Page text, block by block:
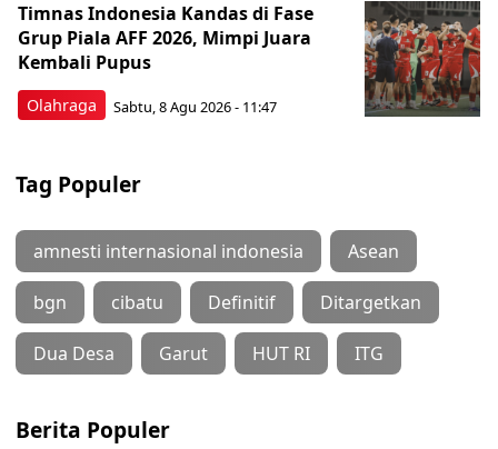
Olahraga
Timnas Indonesia Kandas di Fase
Grup Piala AFF 2026, Mimpi Juara
Kembali Pupus
Sabtu, 8 Agu 2026 - 11:47
Tag Populer
amnesti internasional indonesia Asean
bgn cibatu Definitif Ditargetkan
Dua Desa Garut HUT RI ITG
Berita Populer